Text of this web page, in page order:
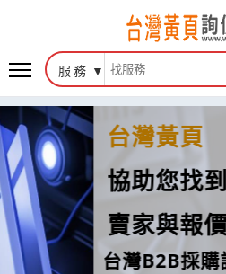
服務
台灣黃頁
協助您找到最佳的
賣家與報價
台灣B2B採購詢價首選，